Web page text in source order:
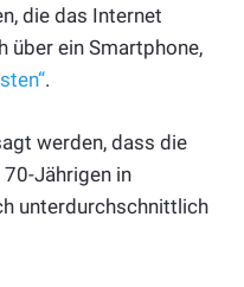
die das Internet
über ein Smartphone,
.
werden, dass die
Jährigen in
unterdurchschnittlich